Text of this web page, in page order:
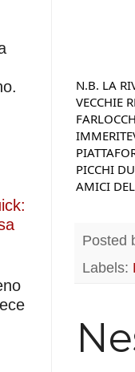
N.B. LA
VECCHIE
PICCHI
AMICI
Posted
Labels: